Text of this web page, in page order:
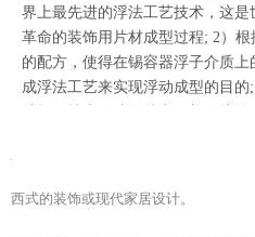
界上最先进的浮法工艺技术，这
革命的装饰用片材成型过程; 2）
的配方，使得在锡容器浮子介质
成浮法工艺来实现浮动成型的目
西式的装饰或现代家居设计。